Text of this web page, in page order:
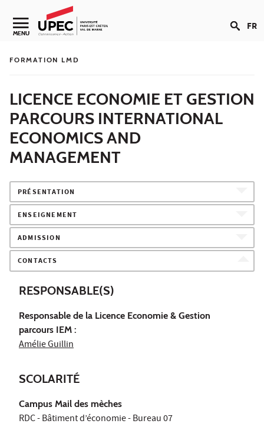
Aller au contenu
Navigation secondaire
MENU FR
FORMATION LMD
LICENCE ECONOMIE ET GESTION
PARCOURS INTERNATIONAL
ECONOMICS AND
MANAGEMENT
PRÉSENTATION
ENSEIGNEMENT
ADMISSION
CONTACTS
RESPONSABLE(S)
Responsable de la Licence Economie & Gestion
parcours IEM :
Amélie Guillin
SCOLARITÉ
Campus Mail des mèches
RDC - Bâtiment d’économie - Bureau 07